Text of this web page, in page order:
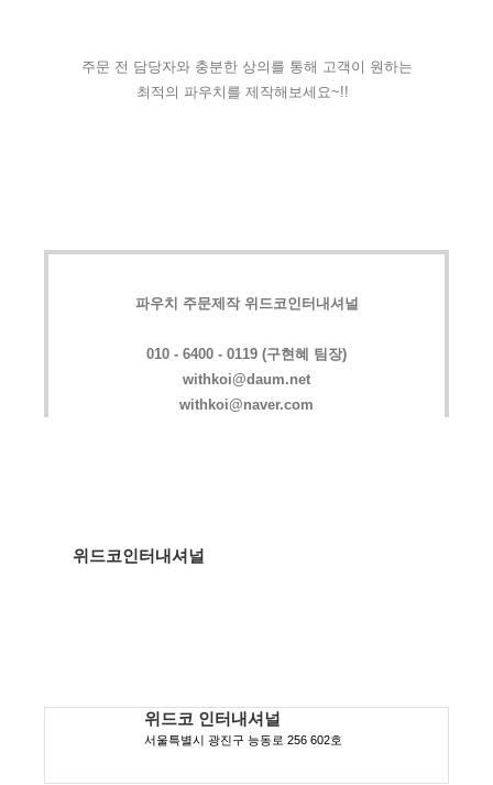
주문 전 담당자와 충분한 상의를 통해 고객이 원하는
최적의 파우치를 제작해보세요~!!
파우치 주문제작 위드코인터내셔널
010 - 6400 - 0119 (구현혜 팀장)
withkoi@daum.net
withkoi@naver.com
위드코인터내셔널
위드코 인터내셔널
서울특별시 광진구 능동로 256 602호